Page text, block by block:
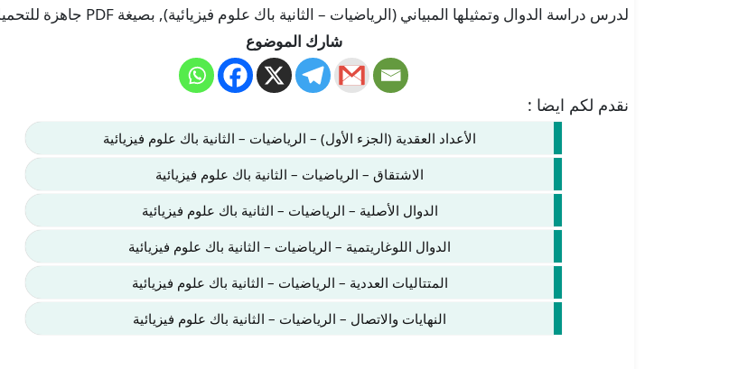
لدرس دراسة الدوال وتمثيلها المبياني (الرياضيات – الثانية باك علوم فيزيائية), بصيغة PDF جاهزة للتحميل .
شارك الموضوع
نقدم لكم ايضا :
الأعداد العقدية (الجزء الأول) – الرياضيات – الثانية باك علوم فيزيائية
الاشتقاق – الرياضيات – الثانية باك علوم فيزيائية
الدوال الأصلية – الرياضيات – الثانية باك علوم فيزيائية
الدوال اللوغاريتمية – الرياضيات – الثانية باك علوم فيزيائية
المتتاليات العددية – الرياضيات – الثانية باك علوم فيزيائية
النهايات والاتصال – الرياضيات – الثانية باك علوم فيزيائية